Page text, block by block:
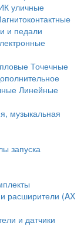
уличные
и педали
Точечные
Линейные
музыкальная
запуска
расширители (AX
и датчики